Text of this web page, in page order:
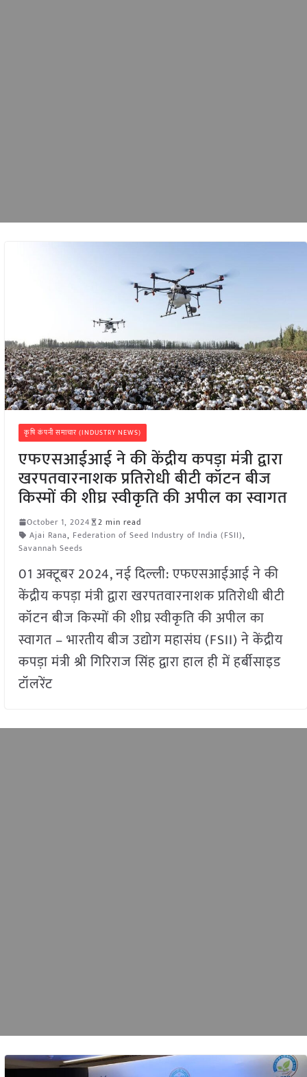
कृषि कंपनी समाचार (INDUSTRY NEWS)
एफएसआईआई ने की केंद्रीय कपड़ा मंत्री द्वारा
खरपतवारनाशक प्रतिरोधी बीटी कॉटन बीज
किस्मों की शीघ्र स्वीकृति की अपील का स्वागत
October 1, 2024
2 min read
Ajai Rana, Federation of Seed Industry of India (FSII),
Savannah Seeds
01 अक्टूबर 2024, नई दिल्ली: एफएसआईआई ने की
केंद्रीय कपड़ा मंत्री द्वारा खरपतवारनाशक प्रतिरोधी बीटी
कॉटन बीज किस्मों की शीघ्र स्वीकृति की अपील का
स्वागत – भारतीय बीज उद्योग महासंघ (FSII) ने केंद्रीय
कपड़ा मंत्री श्री गिरिराज सिंह द्वारा हाल ही में हर्बीसाइड
टॉलरेंट